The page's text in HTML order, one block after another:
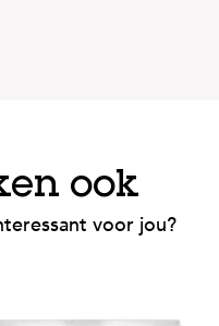
ook
voor jou?